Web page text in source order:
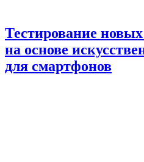
Тестирование
на основе
для смартфонов